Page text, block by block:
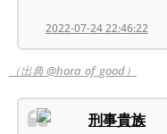
2022-07-24 22:46:22
（出典 @hora_of_good）
刑事貴族